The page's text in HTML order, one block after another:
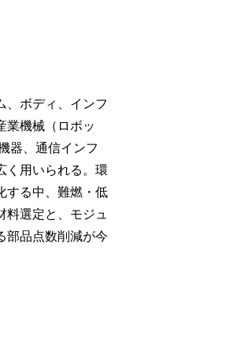
、ボディ、インフ
業機械（ロボッ
器、通信インフ
く用いられる。環
する中、難燃・低
料選定と、モジュ
部品点数削減が今